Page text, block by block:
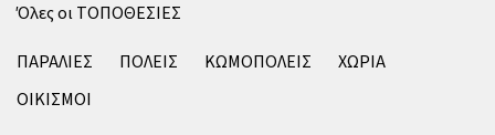
Όλες οι ΤΟΠΟΘΕΣΙΕΣ
ΠΑΡΑΛΙΕΣ
ΠΟΛΕΙΣ ΚΩΜΟΠΟΛΕΙΣ
ΧΩΡΙΑ
ΟΙΚΙΣΜΟΙ